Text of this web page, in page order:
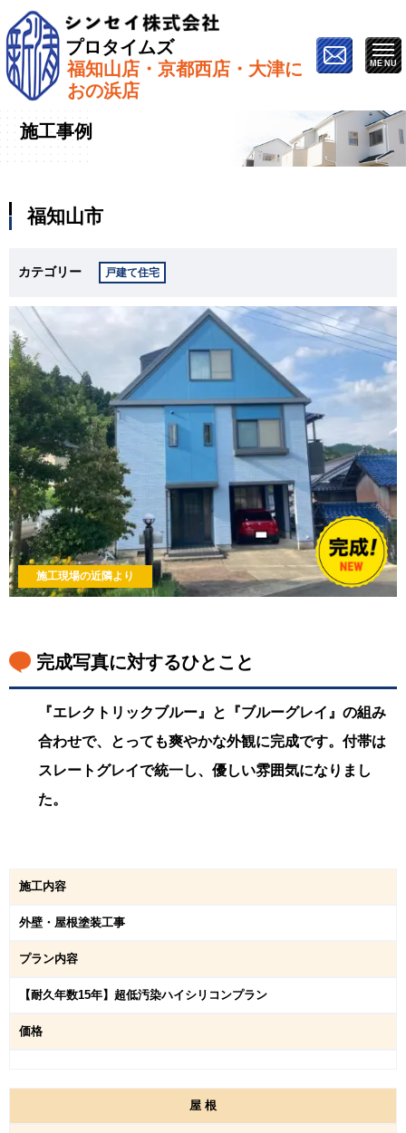
プロタイムズ
福知山店・京都西店・大津に
おの浜店
ホーム»施工事例»福知山市
施工事例
福知山市
カテゴリー 戸建て住宅
施工現場の近隣より
完成写真に対するひとこと
『エレクトリックブルー』と『ブルーグレイ』の組み
合わせで、とっても爽やかな外観に完成です。付帯は
スレートグレイで統一し、優しい雰囲気になりまし
た。
施工内容
外壁・屋根塗装工事
プラン内容
【耐久年数15年】超低汚染ハイシリコンプラン
価格
屋 根